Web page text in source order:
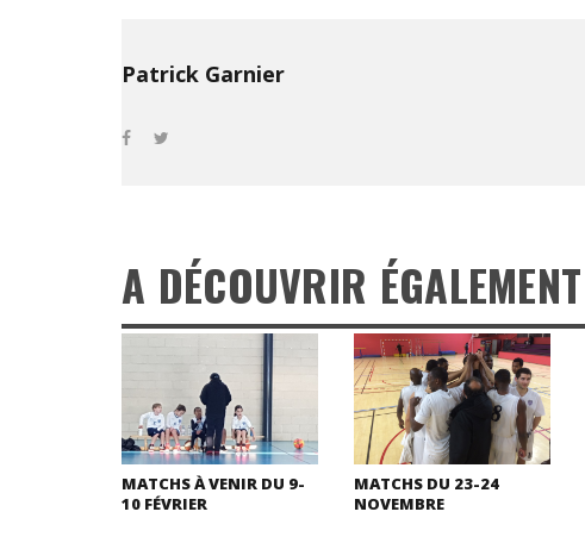
Patrick Garnier
A DÉCOUVRIR ÉGALEMENT
MATCHS À VENIR DU 9-
10 FÉVRIER
MATCHS DU 23-24
NOVEMBRE